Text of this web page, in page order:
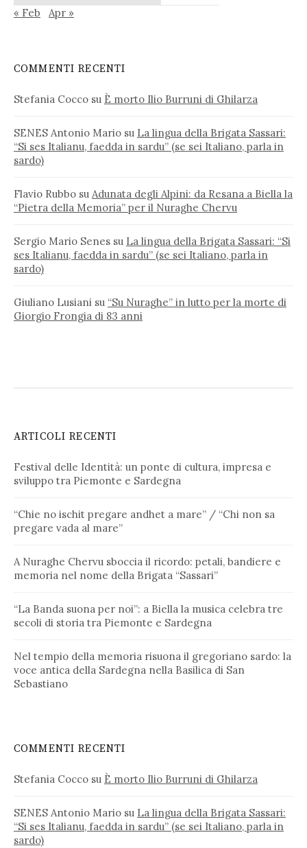
« Feb Apr »
COMMENTI RECENTI
Stefania Cocco su È morto Ilio Burruni di Ghilarza
SENES Antonio Mario su La lingua della Brigata Sassari:
“Si ses Italianu, faedda in sardu” (se sei Italiano, parla in
sardo)
Flavio Rubbo su Adunata degli Alpini: da Resana a Biella la
“Pietra della Memoria” per il Nuraghe Chervu
Sergio Mario Senes su La lingua della Brigata Sassari: “Si
ses Italianu, faedda in sardu” (se sei Italiano, parla in
sardo)
Giuliano Lusiani su “Su Nuraghe” in lutto per la morte di
Giorgio Frongia di 83 anni
ARTICOLI RECENTI
Festival delle Identità: un ponte di cultura, impresa e
sviluppo tra Piemonte e Sardegna
“Chie no ischit pregare andhet a mare” / “Chi non sa
pregare vada al mare”
A Nuraghe Chervu sboccia il ricordo: petali, bandiere e
memoria nel nome della Brigata “Sassari”
“La Banda suona per noi”: a Biella la musica celebra tre
secoli di storia tra Piemonte e Sardegna
Nel tempio della memoria risuona il gregoriano sardo: la
voce antica della Sardegna nella Basilica di San
Sebastiano
COMMENTI RECENTI
Stefania Cocco su È morto Ilio Burruni di Ghilarza
SENES Antonio Mario su La lingua della Brigata Sassari:
“Si ses Italianu, faedda in sardu” (se sei Italiano, parla in
sardo)